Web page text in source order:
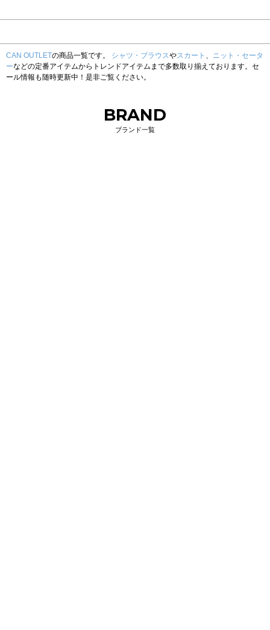
CAN OUTLETの商品一覧です。 シャツ・ブラウスやスカート 、 ニット・セータ
ーなどの定番アイテムからトレンドアイテムまで多数取り揃えております。セ
ール情報も随時更新中！是非ご覧ください。
BRAND
ブランド一覧